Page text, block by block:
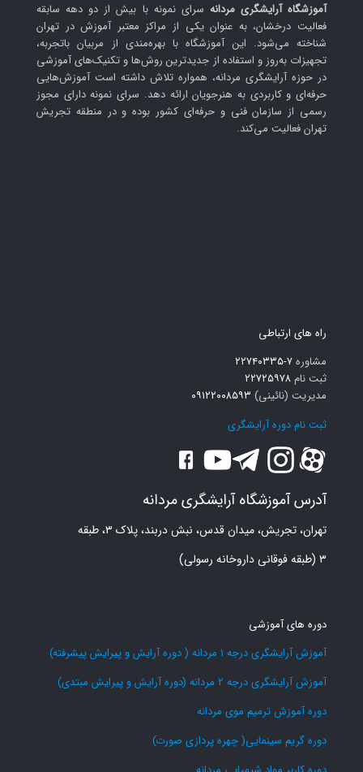
آموزشگاه آرایشگری مردانه سرای نمونه با بیش از دو دهه سابقه
فعالیت درخشان، به عنوان یکی از مراکز معتبر آموزش در تهران
شناخته می‌شود. این آموزشگاه با بهره‌مندی از مربیان باتجربه،
تجهیزات به‌روز و استفاده از جدیدترین روش‌ها و تکنیک‌های آموزشی
در حوزه آرایشگری مردانه، همواره تلاش داشته است آموزش‌هایی
حرفه‌ای و کاربردی به هنرجویان ارائه دهد. سرای نمونه دارای مجوز
رسمی از سازمان فنی و حرفه‌ای کشور بوده و در منطقه تجریش
تهران فعالیت می‌کند.
راه های ارتباطی
مشاوره۷-۲۲۷۴۰۳۳۵
ثبت نام ۲۲۷۲۵۹۷۸
مدیریت (نائینی) ۰۹۱۲۲۰۰۸۵۹۳
ثبت نام دوره آرایشگری
آدرس آموزشگاه آرایشگری مردانه
تهران، تجریش، میدان قدس، نبش دربند، پلاک ۳، طبقه
۳ (طبقه فوقانی داروخانه رسولی)
دوره های آموزشی
آموزش آرایشگری درجه 1 مردانه ( دوره آرایش و پیرایش پیشرفته)
آموزش آرایشگری درجه 2 مردانه (دوره آرایش و پیرایش مبتدی)
دوره آموزش ترمیم موی مردانه
دوره گریم سینمایی( چهره پردازی صورت)